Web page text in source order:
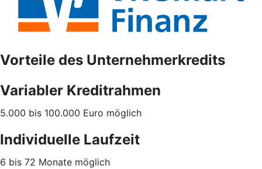
Vorteile des Unternehmerkredits
Variabler Kreditrahmen
5.000 bis 100.000 Euro möglich
Individuelle Laufzeit
6 bis 72 Monate möglich